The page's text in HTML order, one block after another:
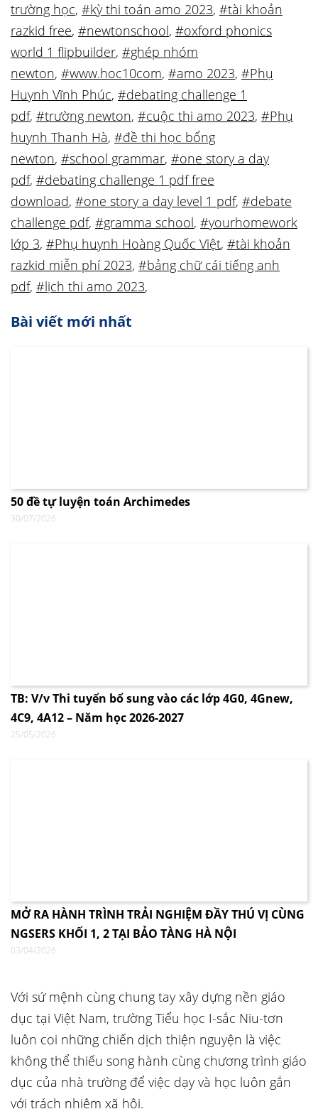
trường học, #kỳ thi toán amo 2023, #tài khoản
razkid free, #newtonschool, #oxford phonics
world 1 flipbuilder, #ghép nhóm
newton, #www.hoc10com, #amo 2023, #Phụ
Huynh Vĩnh Phúc, #debating challenge 1
pdf, #trường newton, #cuộc thi amo 2023, #Phụ
huynh Thanh Hà, #đề thi học bổng
newton, #school grammar, #one story a day
pdf, #debating challenge 1 pdf free
download, #one story a day level 1 pdf, #debate
challenge pdf, #gramma school, #yourhomework
lớp 3, #Phụ huynh Hoàng Quốc Việt, #tài khoản
razkid miễn phí 2023, #bảng chữ cái tiếng anh
pdf, #lịch thi amo 2023,
Bài viết mới nhất
50 đề tự luyện toán Archimedes
30/07/2026
TB: V/v Thi tuyển bổ sung vào các lớp 4G0, 4Gnew,
4C9, 4A12 – Năm học 2026-2027
25/05/2026
MỞ RA HÀNH TRÌNH TRẢI NGHIỆM ĐẦY THÚ VỊ CÙNG
NGSERS KHỐI 1, 2 TẠI BẢO TÀNG HÀ NỘI
03/04/2026
Với sứ mệnh cùng chung tay xây dựng nền giáo
dục tại Việt Nam, trường Tiểu học I-sắc Niu-tơn
luôn coi những chiến dịch thiện nguyện là việc
không thể thiếu song hành cùng chương trình giáo
dục của nhà trường để việc dạy và học luôn gắn
với trách nhiệm xã hội.